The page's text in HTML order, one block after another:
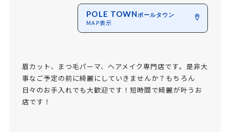
POLE TOWN ポールタウン
MAP表示
眉カット、まつ毛パーマ、ヘアメイク専門店です。是非大
事なご予定の前に綺麗にしていきませんか？もちろん
日々のお手入れでも大歓迎です！短時間で綺麗が叶うお
店です！